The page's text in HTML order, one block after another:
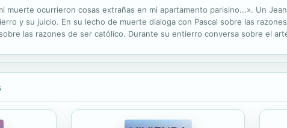
muerte ocurrieron cosas extrañas en mi apartamento parisino...». Un
y su juicio. En su lecho de muerte dialoga con Pascal sobre las
las razones de ser católico. Durante su entierro conversa sobre el